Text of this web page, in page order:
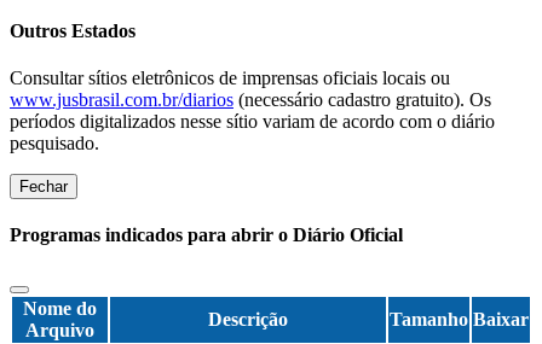
Outros Estados
Consultar sítios eletrônicos de imprensas oficiais locais ou
www.jusbrasil.com.br/diarios (necessário cadastro gratuito). Os
períodos digitalizados nesse sítio variam de acordo com o diário
pesquisado.
Fechar
Programas indicados para abrir o Diário Oficial
Nome do
Arquivo
Descrição Tamanho Baixar